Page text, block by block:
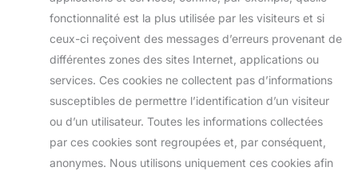
fonctionnalité est la plus utilisée par les visiteurs et si
ceux-ci reçoivent des messages d’erreurs provenant de
différentes zones des sites Internet, applications ou
services. Ces cookies ne collectent pas d’informations
susceptibles de permettre l’identification d’un visiteur
ou d’un utilisateur. Toutes les informations collectées
par ces cookies sont regroupées et, par conséquent,
anonymes. Nous utilisons uniquement ces cookies afin